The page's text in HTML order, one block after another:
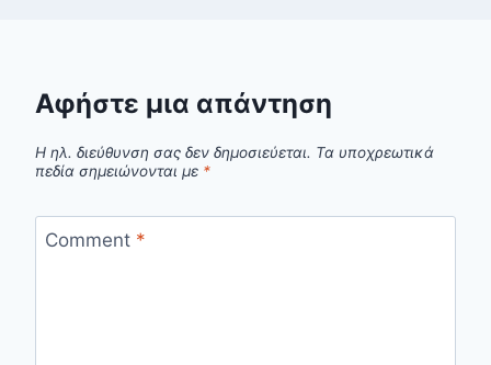
Αφήστε μια απάντηση
Η ηλ. διεύθυνση σας δεν δημοσιεύεται. Τα υποχρεωτικά
πεδία σημειώνονται με *
Comment *